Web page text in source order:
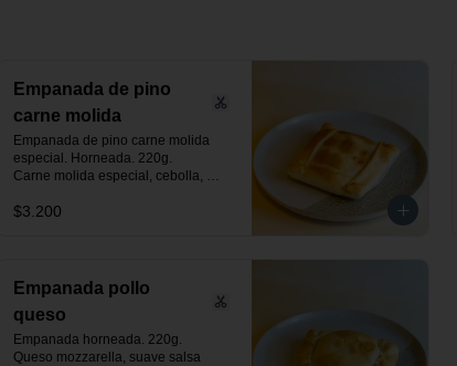
Empanada de pino
carne molida
Empanada de pino carne molida
especial. Horneada. 220g.
Carne molida especial, cebolla,
especias.
$3.200
Empanada pollo
queso
Empanada horneada. 220g.
Queso mozzarella, suave salsa